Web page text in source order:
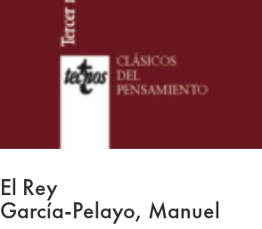
El Rey
García-Pelayo, Manuel